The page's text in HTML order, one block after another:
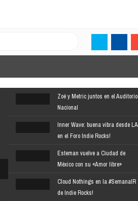
Zoé y Metric juntos en el Auditorio
Nacional
Inner Wave: buena vibra desde LA
en el Foro Indie Rocks!
Esteman vuelve a Ciudad de
México con su «Amor libre»
Cloud Nothings en la #SemanaIR
de Indie Rocks!